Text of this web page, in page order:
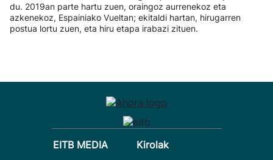
du. 2019an parte hartu zuen, oraingoz aurrenekoz eta
azkenekoz, Espainiako Vueltan; ekitaldi hartan, hirugarren
postua lortu zuen, eta hiru etapa irabazi zituen.
EITB MEDIA
Kirolak